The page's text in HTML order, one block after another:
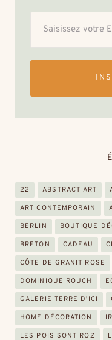
22 ABSTRACT ART
ART CONTEMPORAIN
BERLIN BOUTIQUE
BRETON CADEAU
CÔTE DE GRANIT ROSE
DOMINIQUE ROUCH
GALERIE TERRE D'ICI
HOME DÉCORATION
LES POIS SONT ROZ